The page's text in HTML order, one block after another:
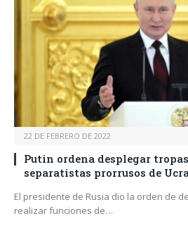
22 DE FEBRERO DE 2022
Putin ordena desplegar
separatistas prorrusos de
El presidente de Rusia dio la orden de
realizar funciones de…